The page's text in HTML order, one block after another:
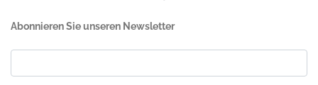
Abonnieren Sie unseren Newsletter